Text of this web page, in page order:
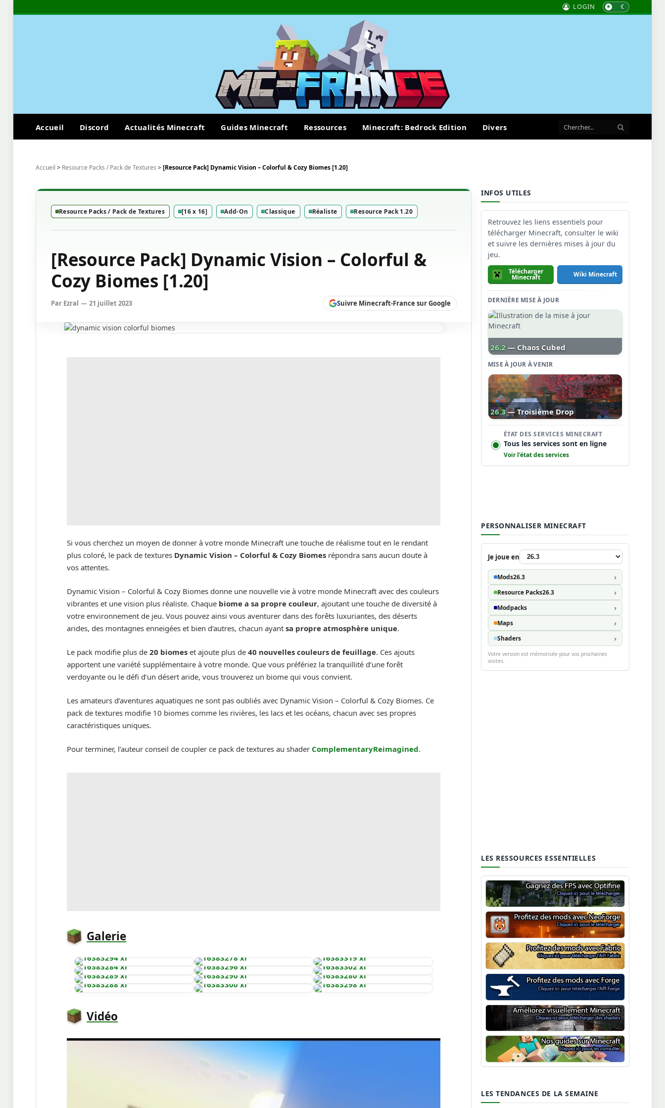
LOGIN
Accueil Discord Actualités Minecraft Guides Minecraft Ressources Minecraft: Bedrock Edition Divers
Accueil > Resource Packs / Pack de Textures >[Resource Pack] Dynamic Vision – Colorful & Cozy Biomes [1.20]
Resource Packs / Pack de Textures [16 x 16] Add-On Classique Réaliste Resource Pack 1.20
[Resource Pack] Dynamic Vision – Colorful &
Cozy Biomes [1.20]
Par Ezral 21 juillet 2023 Suivre Minecraft-France sur Google
Si vous cherchez un moyen de donner à votre monde Minecraft une touche de réalisme tout en le rendant
plus coloré, le pack de textures Dynamic Vision – Colorful & Cozy Biomes répondra sans aucun doute à
vos attentes.
Dynamic Vision – Colorful & Cozy Biomes donne une nouvelle vie à votre monde Minecraft avec des couleurs
vibrantes et une vision plus réaliste. Chaque biome a sa propre couleur, ajoutant une touche de diversité à
votre environnement de jeu. Vous pouvez ainsi vous aventurer dans des forêts luxuriantes, des déserts
arides, des montagnes enneigées et bien d’autres, chacun ayantsa propre atmosphère unique.
Le pack modifie plus de20 biomes et ajoute plus de40 nouvelles couleurs de feuillage. Ces ajouts
apportent une variété supplémentaire à votre monde. Que vous préfériez la tranquillité d’une forêt
verdoyante ou le défi d’un désert aride, vous trouverez un biome qui vous convient.
Les amateurs d’aventures aquatiques ne sont pas oubliés avec Dynamic Vision – Colorful & Cozy Biomes. Ce
pack de textures modifie 10 biomes comme les rivières, les lacs et les océans, chacun avec ses propres
caractéristiques uniques.
Pour terminer, l’auteur conseil de coupler ce pack de textures au shader ComplementaryReimagined.
Galerie
Vidéo
INFOS UTILES
Retrouvez les liens essentiels pour
télécharger Minecraft, consulter le wiki
et suivre les dernières mises à jour du
jeu.
Télécharger
Minecraft Wiki Minecraft
DERNIÈRE MISE À JOUR
26.2 — Chaos Cubed
MISE À JOUR À VENIR
26.3 — Troisième Drop
ÉTAT DES SERVICES MINECRAFT
Tous les services sont en ligne
Voir l’état des services
PERSONNALISER MINECRAFT
Je joue en
Mods26.3
Resource Packs26.3
Modpacks
Maps
Shaders
Votre version est mémorisée pour vos prochaines
visites.
LES RESSOURCES ESSENTIELLES
Optifine
NeoForge
Minecraft Fabric
Minecraft Forge
Shaders Minecraft
Guide Minecraft
LES TENDANCES DE LA SEMAINE